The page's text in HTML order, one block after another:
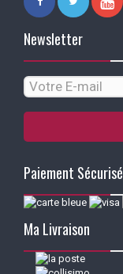
Newsletter
Paiement Sécurisé
Ma Livraison